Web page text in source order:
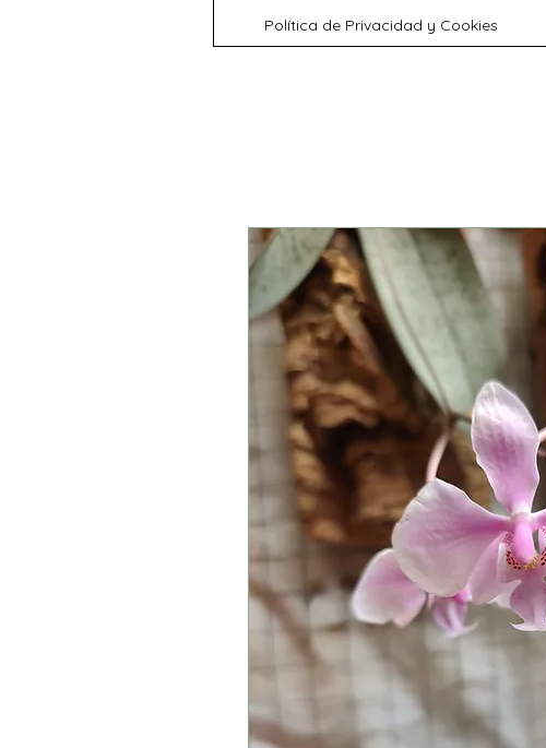
Política de Privacidad y Cookies